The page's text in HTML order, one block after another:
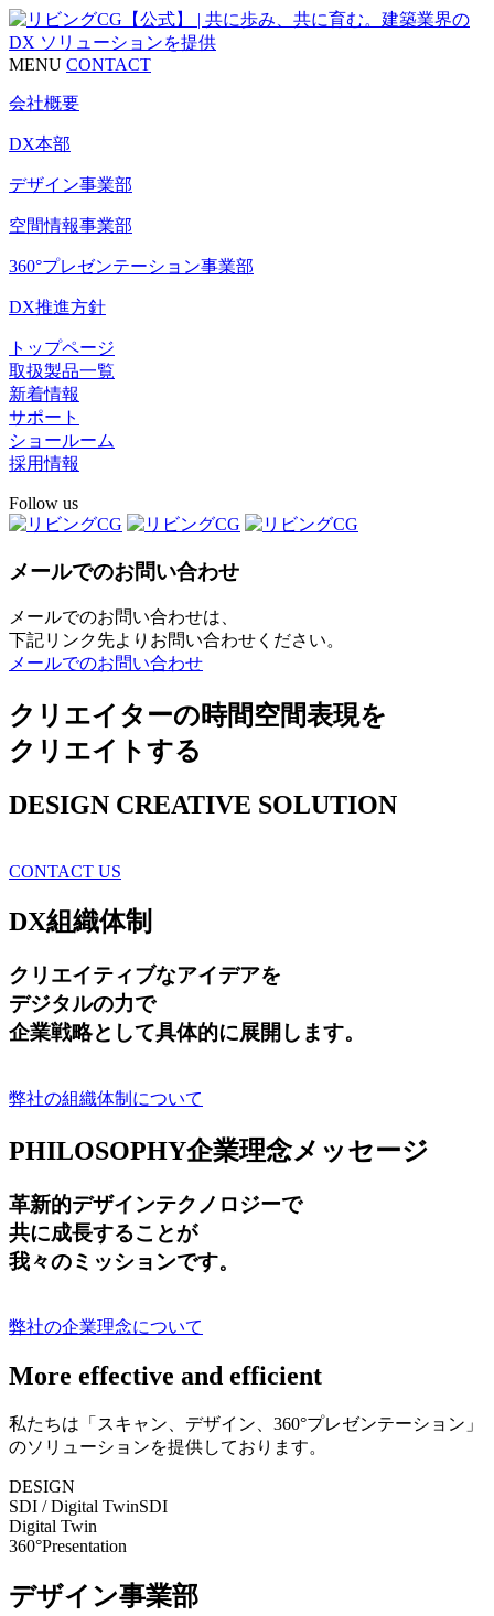
MENU CONTACT
会社概要
DX本部
デザイン事業部
空間情報事業部
360°プレゼンテーション事業部
DX推進方針
トップページ
取扱製品一覧
新着情報
サポート
ショールーム
採用情報
Follow us
メールでのお問い合わせ
メールでのお問い合わせは、
下記リンク先よりお問い合わせください。
メールでのお問い合わせ
クリエイターの時間空間表現を
クリエイトする
DESIGN CREATIVE SOLUTION
CONTACT US
DX組織体制
クリエイティブなアイデアを
デジタルの力で
企業戦略として具体的に展開します。
弊社の組織体制について
PHILOSOPHY企業理念メッセージ
革新的デザインテクノロジーで
共に成長することが
我々のミッションです。
弊社の企業理念について
More effective and efficient
私たちは「スキャン、デザイン、360°プレゼンテーション」
のソリューションを提供しております。
DESIGN
SDI / Digital TwinSDI
Digital Twin
360°Presentation
デザイン事業部